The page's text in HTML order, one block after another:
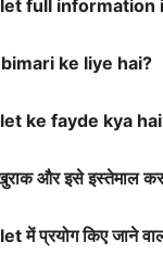
full information
ke liye hai?
ke fayde kya
और इसे इस्तेमाल
में प्रयोग किए जाने